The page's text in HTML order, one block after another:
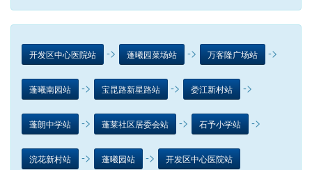
开发区中心医院站 -> 蓬曦园菜场站 -> 万客隆广场站 ->
蓬曦南园站 -> 宝昆路新星路站 -> 娄江新村站 ->
蓬朗中学站 -> 蓬莱社区居委会站 -> 石予小学站 ->
浣花新村站 -> 蓬曦园站 -> 开发区中心医院站